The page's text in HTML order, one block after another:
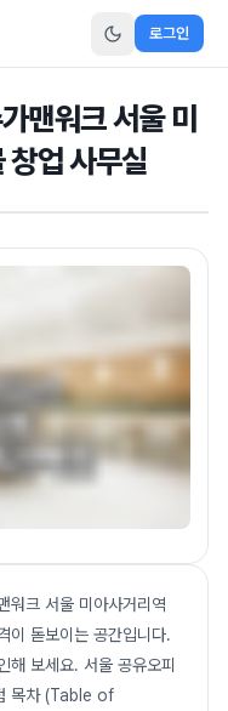
로그인
맨워크 서울 미
창업 사무실
워크 서울 미아사거리역
이 돋보이는 공간입니다.
해 보세요. 서울 공유오피
목차 (Table of